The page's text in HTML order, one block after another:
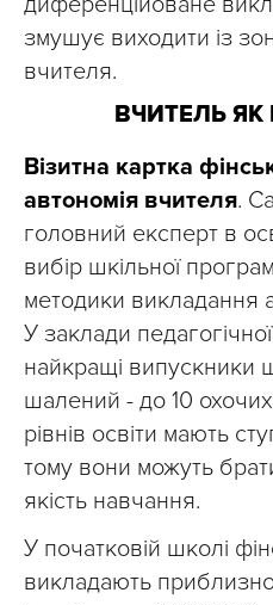
змушує виходити із
вчителя.
ВЧИТЕЛЬ
Візитна картка
автономія вчителя.
головний експерт в
вибір шкільної
методики викладання
У заклади
найкращі випускники
шалений - до 10 охочих
рівнів освіти мають
тому вони можуть
якість навчання.
У початковій школі
викладають